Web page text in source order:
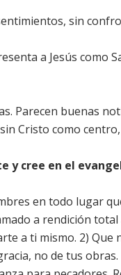
sin
a Jesús como
Parecen buenas
Cristo como
y cree en el
en todo lugar
a rendición
a ti mismo. 2)
no de tus